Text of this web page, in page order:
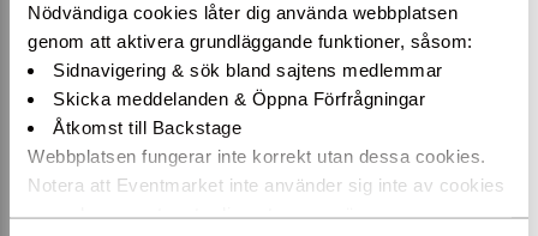
Nödvändiga cookies låter dig använda webbplatsen
genom att aktivera grundläggande funktioner, såsom:
Sidnavigering & sök bland sajtens medlemmar
Skicka meddelanden & Öppna Förfrågningar
Åtkomst till Backstage
Webbplatsen fungerar inte korrekt utan dessa cookies.
Notera att Eventmarket inte använder sig inte av cookies
som placeras ut av tredjepartsannonsörer.
Företag (alt. privat)
Telefon
*E-post